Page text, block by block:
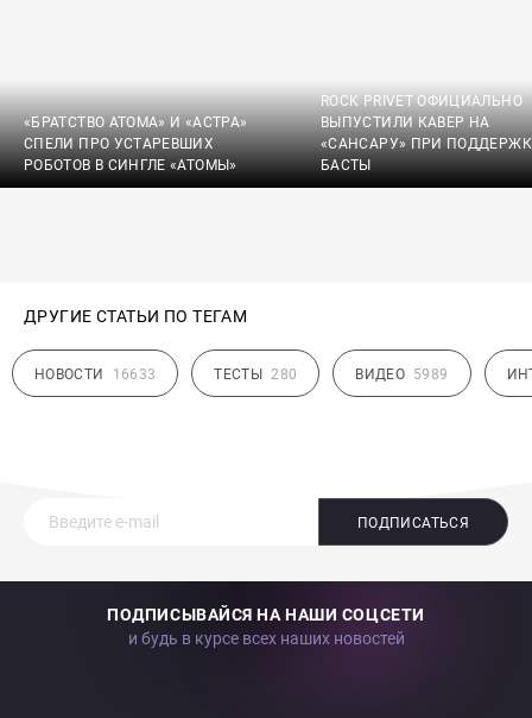
«БРАТСТВО АТОМА» И «АСТРА»
СПЕЛИ ПРО УСТАРЕВШИХ
РОБОТОВ В СИНГЛЕ «АТОМЫ»
ROCK PRIVET ОФИЦИАЛЬНО
ВЫПУСТИЛИ КАВЕР НА
«САНСАРУ» ПРИ
БАСТЫ
ДРУГИЕ СТАТЬИ ПО ТЕГАМ
НОВОСТИ 16633 ТЕСТЫ 280 ВИДЕО 5989
ПОДПИСАТЬСЯ
ПОДПИСЫВАЙСЯ НА НАШИ СОЦСЕТИ
и будь в курсе всех наших новостей